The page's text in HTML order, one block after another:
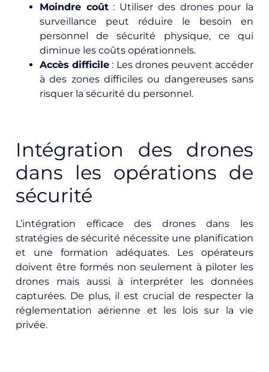
Moindre coût: Utiliser des drones pour la
surveillance peut réduire le besoin en
personnel de sécurité physique, ce qui
diminue les coûts opérationnels.
Accès difficile : Les drones peuvent accéder
à des zones difficiles ou dangereuses sans
risquer la sécurité du personnel.
Intégration des drones
dans les opérations de
sécurité
L’intégration efficace des drones dans les
stratégies de sécurité nécessite une planification
et une formation adéquates. Les opérateurs
doivent être formés non seulement à piloter les
drones mais aussi à interpréter les données
capturées. De plus, il est crucial de respecter la
réglementation aérienne et les lois sur la vie
privée.